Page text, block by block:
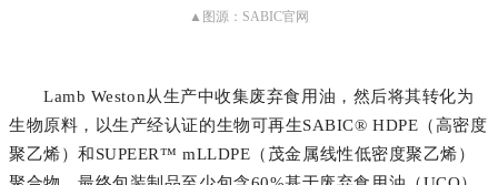
▲图源：SABIC官网
Lamb Weston从生产中收集废弃食用油，然后将其转化为
生物原料，以生产经认证的生物可再生SABIC® HDPE（高密度
聚乙烯）和SUPEER™ mLLDPE（茂金属线性低密度聚乙烯）